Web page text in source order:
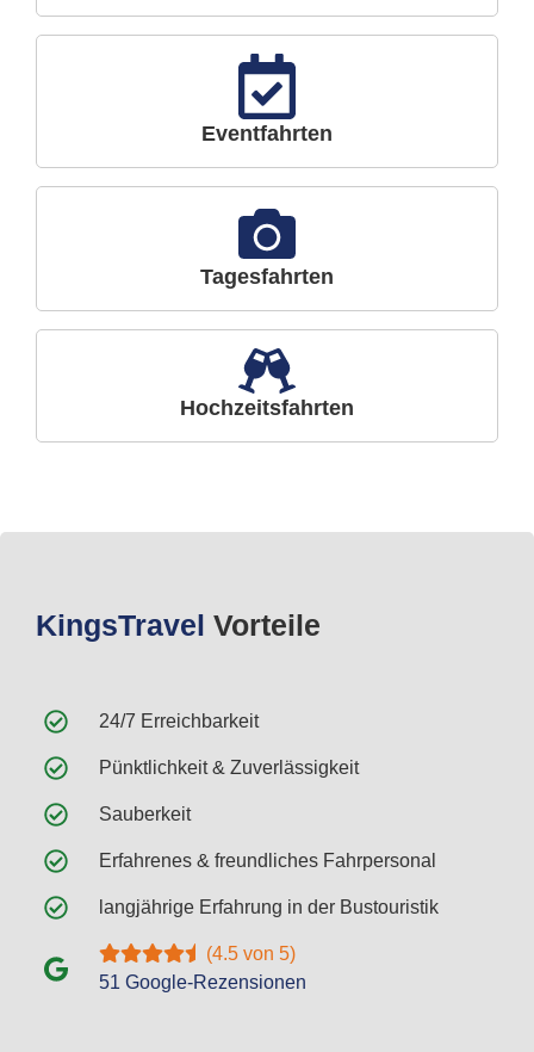
Eventfahrten
Tagesfahrten
Hochzeitsfahrten
KingsTravel Vorteile
24/7 Erreichbarkeit
Pünktlichkeit & Zuverlässigkeit
Sauberkeit
Erfahrenes & freundliches Fahrpersonal
langjährige Erfahrung in der Bustouristik
(4.5 von 5)
51 Google-Rezensionen